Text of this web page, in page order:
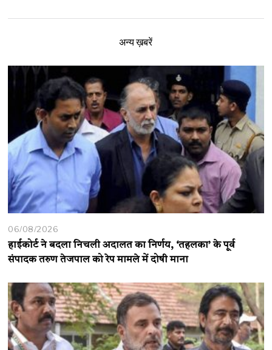
अन्य ख़बरें
06/08/2026
हाईकोर्ट ने बदला निचली अदालत का निर्णय, ‘तहलका’ के पूर्व
संपादक तरुण तेजपाल को रेप मामले में दोषी माना